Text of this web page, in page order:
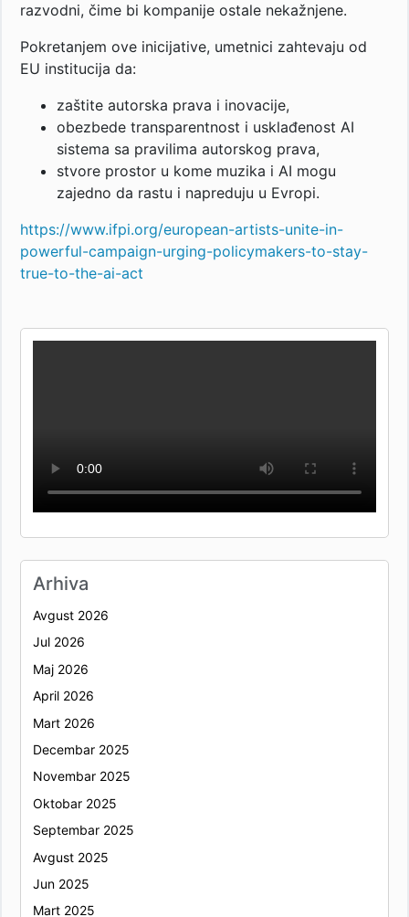
razvodni, čime bi kompanije ostale nekažnjene.
Pokretanjem ove inicijative, umetnici zahtevaju od
EU institucija da:
zaštite autorska prava i inovacije,
obezbede transparentnost i usklađenost AI
sistema sa pravilima autorskog prava,
stvore prostor u kome muzika i AI mogu
zajedno da rastu i napreduju u Evropi.
https://www.ifpi.org/european-artists-unite-in-
powerful-campaign-urging-policymakers-to-stay-
true-to-the-ai-act
Arhiva
Avgust 2026
Jul 2026
Maj 2026
April 2026
Mart 2026
Decembar 2025
Novembar 2025
Oktobar 2025
Septembar 2025
Avgust 2025
Jun 2025
Mart 2025